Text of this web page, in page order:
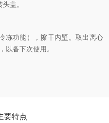
盖。
冻功能），擦干内壁。取出离心
以备下次使用。
要特点